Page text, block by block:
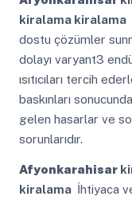
kiralama kiralama
dostu çözümler
dolayı varyant3
ısıtıcıları tercih
baskınları
gelen hasarlar ve
sorunlarıdır.
Afyonkarahisar
kiralama İhtiyaca